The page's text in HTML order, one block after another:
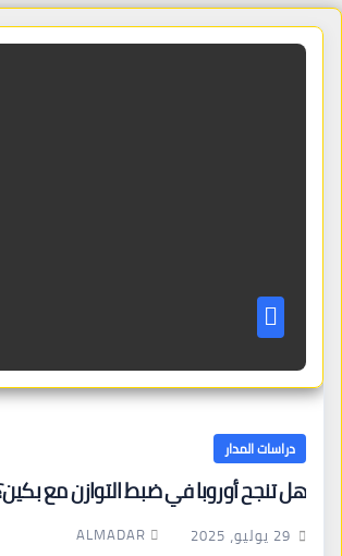
دراسات المدار
هل تنجح أوروبا في ضبط التوازن مع
29 يوليو، 2025 ALMADAR